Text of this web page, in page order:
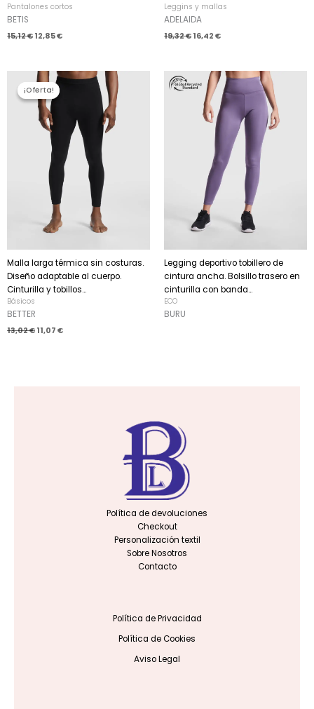
Pantalones cortos
BETIS
15,12€ 12,85€
Leggins y mallas
ADELAIDA
19,32€ 16,42 €
¡Oferta!
Malla larga térmica sin costuras.
Diseño adaptable al cuerpo.
Cinturilla y tobillos...
¡Oferta!
Básicos
BETTER
13,02€
El
precio
original
era:
13,02 €.
11,07 €
El
Legging deportivo tobillero de
cintura ancha. Bolsillo trasero en
cinturilla con banda...
ECO
BURU
Política de devoluciones
Checkout
Personalización textil
Sobre Nosotros
Contacto
Política de Privacidad
Política de Cookies
Aviso Legal